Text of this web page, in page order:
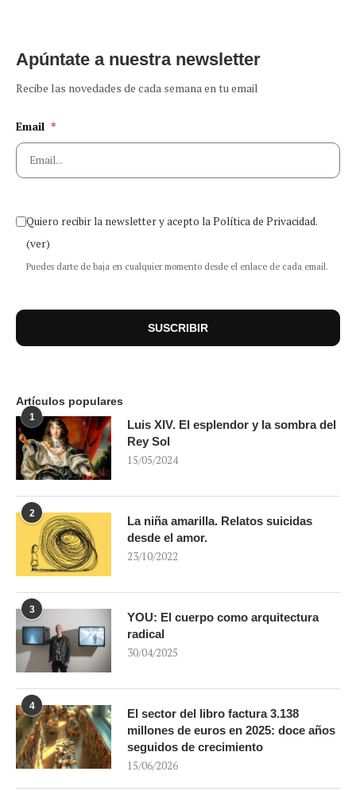
Apúntate a nuestra newsletter
Recibe las novedades de cada semana en tu email
Email *
Quiero recibir la newsletter y acepto la Política de Privacidad.
(ver)
Puedes darte de baja en cualquier momento desde el enlace de cada email.
Artículos populares
1
Luis XIV. El esplendor y la sombra del
Rey Sol
15/05/2024
2
La niña amarilla. Relatos suicidas
desde el amor.
23/10/2022
3
YOU: El cuerpo como arquitectura
radical
30/04/2025
4
El sector del libro factura 3.138
millones de euros en 2025: doce años
seguidos de crecimiento
15/06/2026